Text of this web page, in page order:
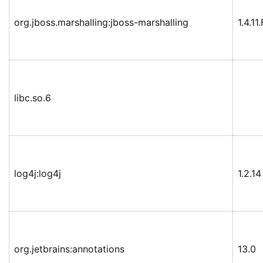
org.jboss.marshalling:jboss-marshalling
libc.so.6
log4j:log4j 1.2.14
org.jetbrains:annotations 13.0